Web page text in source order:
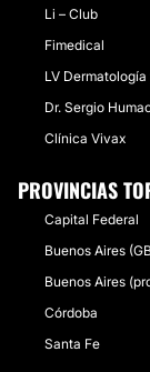
Li – Club
Fimedical
LV
Dr. Sergio
Clínica Vivax
PROVINCIAS
Capital Federal
Buenos Aires
Buenos Aires
Córdoba
Santa Fe